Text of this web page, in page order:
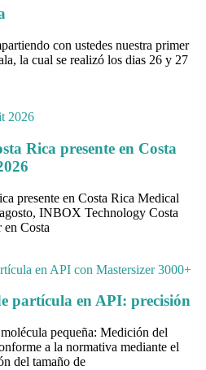
con ustedes nuestra primer
la cual se realizó los dias 26 y 27
Rica presente en Costa
presente en Costa Rica Medical
INBOX Technology Costa
Costa
partícula en API: precisión
pequeña: Medición del
a la normativa mediante el
del tamaño de